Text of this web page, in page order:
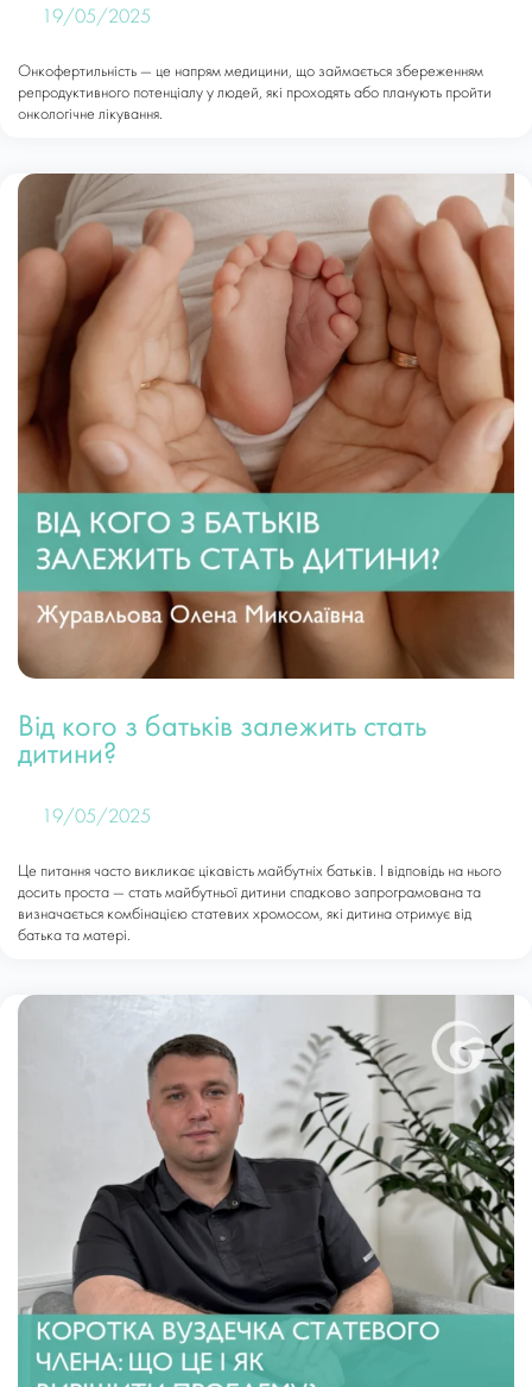
19/05/2025
Онкофертильність — це напрям медицини, що займається збереженням
репродуктивного потенціалу у людей, які проходять або планують пройти
онкологічне лікування.
Від кого з батьків залежить стать
дитини?
19/05/2025
Це питання часто викликає цікавість майбутніх батьків. І відповідь на нього
досить проста — стать майбутньої дитини спадково запрограмована та
визначається комбінацією статевих хромосом, які дитина отримує від
батька та матері.